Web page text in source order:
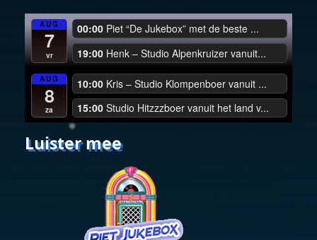
AUG
7
vr
00:00 Piet “De Jukebox” met de beste ...
19:00 Henk – Studio Alpenkruizer vanuit...
AUG
8
za
10:00 Kris – Studio Klompenboer vanuit ...
15:00 Studio Hitzzzboer vanuit het land v...
Luister mee